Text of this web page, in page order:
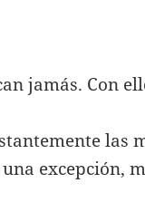
jamás. Con
las
excepción,